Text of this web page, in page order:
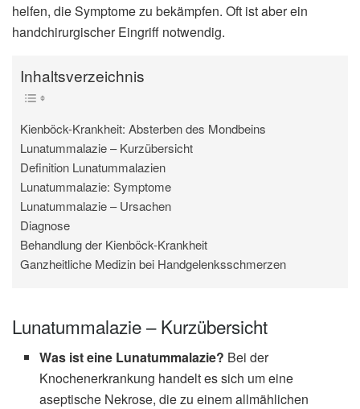
helfen, die Symptome zu bekämpfen. Oft ist aber ein
handchirurgischer Eingriff notwendig.
Inhaltsverzeichnis
Kienböck-Krankheit: Absterben des Mondbeins
Lunatummalazie – Kurzübersicht
Definition Lunatummalazien
Lunatummalazie: Symptome
Lunatummalazie – Ursachen
Diagnose
Behandlung der Kienböck-Krankheit
Ganzheitliche Medizin bei Handgelenksschmerzen
Lunatummalazie – Kurzübersicht
Was ist eine Lunatummalazie? Bei der
Knochenerkrankung handelt es sich um eine
aseptische Nekrose, die zu einem allmählichen